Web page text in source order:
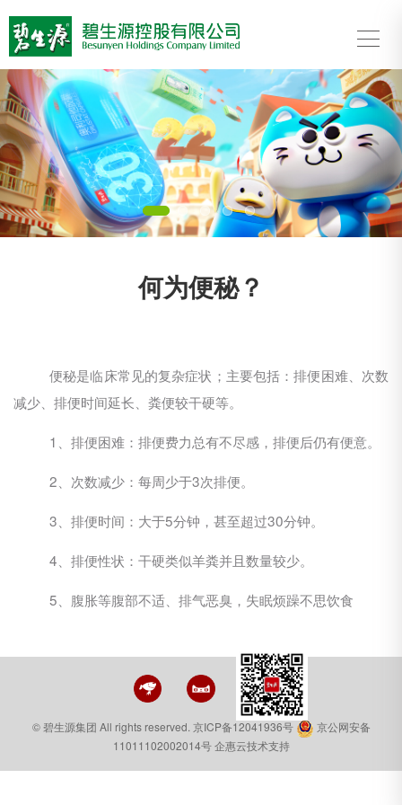
Previous
何为便秘？
便秘是临床常见的复杂症状；主要包括：排便困难、次数
减少、排便时间延长、粪便较干硬等。
1、排便困难：排便费力总有不尽感，排便后仍有便意。
2、次数减少：每周少于3次排便。
3、排便时间：大于5分钟，甚至超过30分钟。
4、排便性状：干硬类似羊粪并且数量较少。
5、腹胀等腹部不适、排气恶臭，失眠烦躁不思饮食
© 碧生源集团 All rights reserved. 京ICP备12041936号
京公网安备
11011102002014号 企惠云技术支持